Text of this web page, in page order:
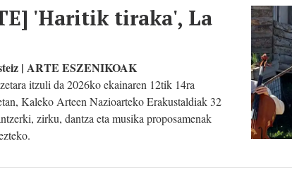
'Haritik tiraka', La
| ARTE ESZENIKOAK
itzuli da 2026ko ekainaren 12tik 14ra
Kaleko Arteen Nazioarteko Erakustaldiak 32
zirku, dantza eta musika proposamenak